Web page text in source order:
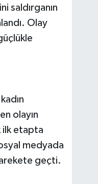
saldırganın
Olay
olayın
ilk etapta
medyada
geçti.